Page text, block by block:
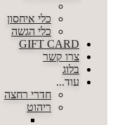
כלי איחסון
כלי הגשה
GIFT CARD
צרו קשר
בלוג
עוד...
חדרי רחצה
ריהוט